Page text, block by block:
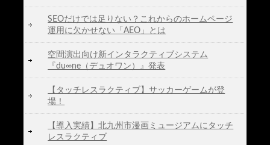
SEOだけでは足りない？これからのホームページ
運用に欠かせない「AEO」とは
空間演出向け新インタラクティブシステム
『du∞ne（デュオワン）』発表
【タッチレスラクティブ】サッカーゲームが登
場！
【導入実績】北九州市漫画ミュージアムにタッチ
レスラクティブ